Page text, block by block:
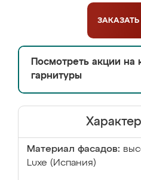
ЗАКАЗАТЬ
Посмотреть акции на
гарнитуры
Материал фасадов:
Luxe (Испания)